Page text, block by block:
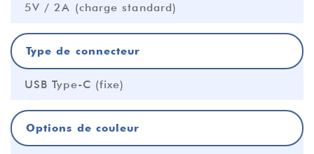
5V / 2A (charge standard)
Type de connecteur
USB Type-C (fixe)
Options de couleur